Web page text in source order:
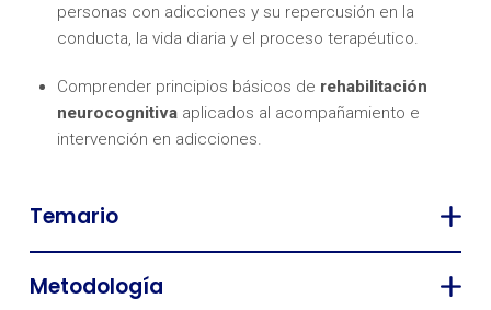
personas con adicciones y su repercusión en la
conducta, la vida diaria y el proceso terapéutico.
Comprender principios básicos de rehabilitación
neurocognitiva aplicados al acompañamiento e
intervención en adicciones.
Temario
Metodología